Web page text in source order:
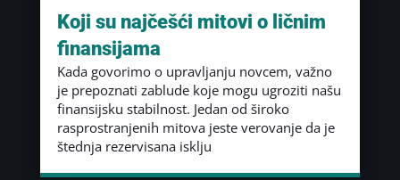
Koji su najčešći mitovi o ličnim
finansijama
Kada govorimo o upravljanju novcem, važno
je prepoznati zablude koje mogu ugroziti našu
finansijsku stabilnost. Jedan od široko
rasprostranjenih mitova jeste verovanje da je
štednja rezervisana isklju